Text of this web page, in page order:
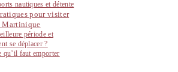
nautiques et détente
pour visiter
Martinique
période et
se déplacer ?
qu’il faut emporter